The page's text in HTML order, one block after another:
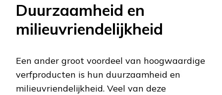
Duurzaamheid en
milieuvriendelijkheid
Een ander groot voordeel van hoogwaardige
verfproducten is hun duurzaamheid en
milieuvriendelijkheid. Veel van deze